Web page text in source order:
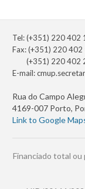
Tel: (+351) 220 402
Fax: (+351) 220 402
(+351) 220 402
E-mail:
Rua do Campo
4169-007 Porto,
Link to Google
Financiado total ou